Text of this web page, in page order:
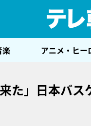
楽 アニメ・ヒー
た」日本バス